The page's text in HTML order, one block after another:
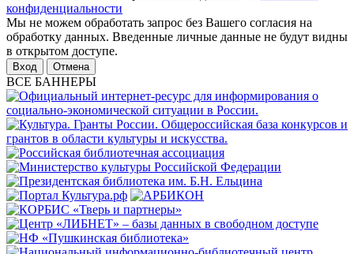
конфиденциальности
Мы не можем обработать запрос без Вашего согласия на
обработку данных. Введенные личные данные не будут видны
в открытом доступе.
Отмена
ВСЕ БАННЕРЫ